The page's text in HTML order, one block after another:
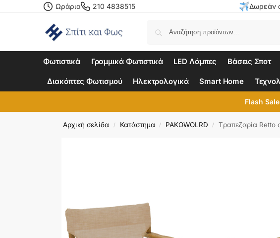
Ωράριο 210 4838515 Δωρεάν
Φωτιστικά Γραμμικά Φωτιστικά LED Λάμπες Βάσεις Σποτ
Διακόπτες Φωτισμού Ηλεκτρολογικά Smart Home
Flash
Αρχική σελίδα / Κατάστημα / PAKOWOLRD / Tραπεζαρία Retto